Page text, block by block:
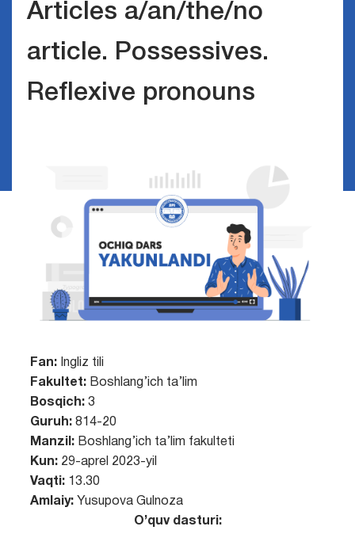
Articles a/an/the/no
article. Possessives.
Reflexive pronouns
Fan:Ingliz tili
Fakultet:Boshlang’ich ta’lim
Bosqich:3
Guruh:814-20
Manzil:Boshlang’ich ta’lim fakulteti
Kun: 29-aprel 2023-yil
Vaqti:13.30
Amlaiy:Yusupova Gulnoza
O’quv dasturi: